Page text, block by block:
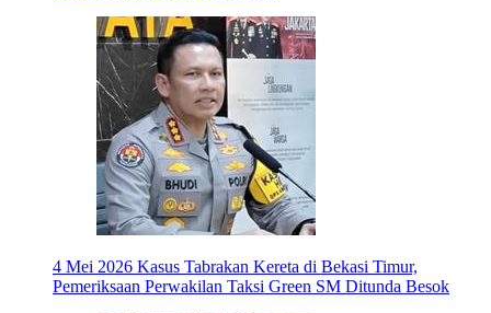
4 Mei 2026 Kasus Tabrakan Kereta di Bekasi Timur,
Pemeriksaan Perwakilan Taksi Green SM Ditunda Besok